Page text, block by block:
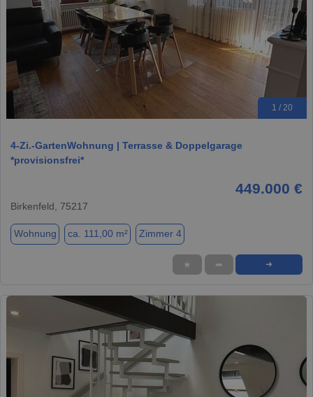
1 / 20
4-Zi.-GartenWohnung | Terrasse & Doppelgarage
*provisionsfrei*
449.000 €
Birkenfeld, 75217
Wohnung ca. 111,00 m² Zimmer 4
★ ➦ ➜